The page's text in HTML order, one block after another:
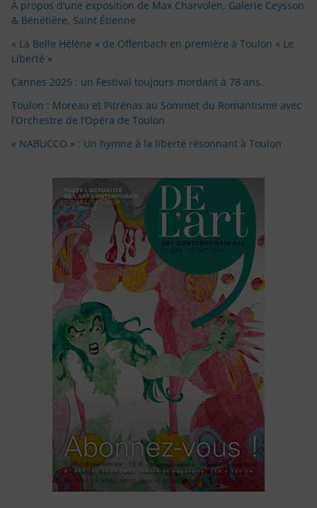
À propos d’une exposition de Max Charvolen, Galerie Ceysson
& Bénétière, Saint Étienne
« La Belle Hélène » de Offenbach en première à Toulon « Le
Liberté »
Cannes 2025 : un Festival toujours mordant à 78 ans.
Toulon : Moreau et Pitrėnas au Sommet du Romantisme avec
l’Orchestre de l’Opéra de Toulon
« NABUCCO » : Un hymne à la liberté résonnant à Toulon